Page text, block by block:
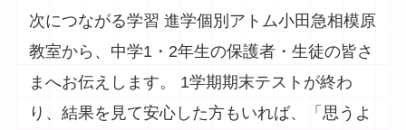
次につながる学習 進学個別アトム小田急相模原
教室から、中学1・2年生の保護者・生徒の皆さ
まへお伝えします。 1学期期末テストが終わ
り、結果を見て安心した方もいれば、「思うよ